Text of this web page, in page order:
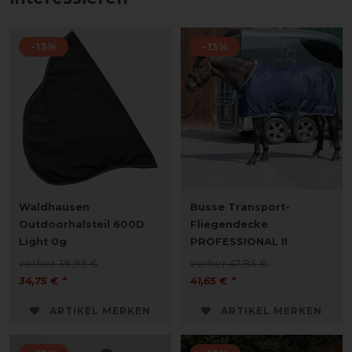
-13%
Waldhausen
Outdoorhalsteil 600D
Light 0g
vorher 39,95 €
34,75 € *
ARTIKEL MERKEN
-13%
Busse Transport-
Fliegendecke
PROFESSIONAL II
vorher 47,85 €
41,65 € *
ARTIKEL MERKEN